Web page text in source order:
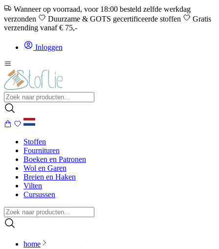
Wanneer op voorraad, voor 18:00 besteld zelfde werkdag
verzonden
Duurzame & GOTS gecertificeerde stoffen
Gratis
verzending vanaf € 75,-
Inloggen
Stoffen
Fournituren
Boeken en Patronen
Wol en Garen
Breien en Haken
Vilten
Cursussen
home